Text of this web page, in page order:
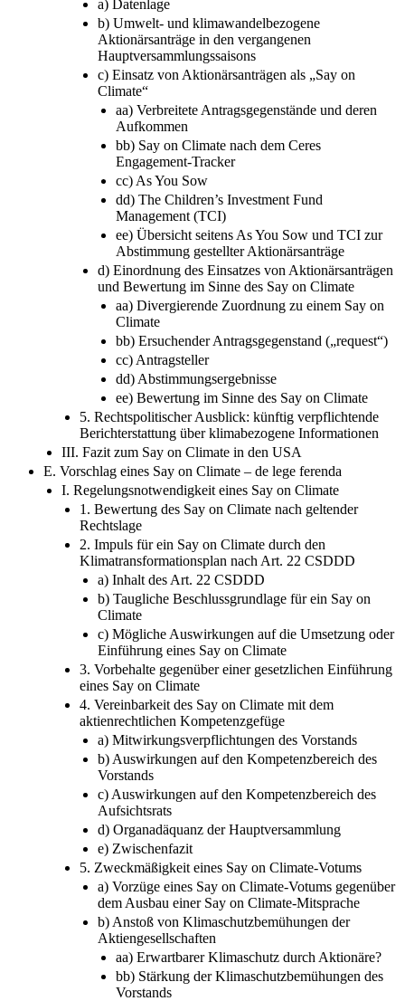
a) Datenlage
b) Umwelt- und klimawandelbezogene
Aktionärsanträge in den vergangenen
Hauptversammlungssaisons
c) Einsatz von Aktionärsanträgen als „Say on
Climate“
aa) Verbreitete Antragsgegenstände und deren
Aufkommen
bb) Say on Climate nach dem Ceres
Engagement-Tracker
cc) As You Sow
dd) The Children’s Investment Fund
Management (TCI)
ee) Übersicht seitens As You Sow und TCI zur
Abstimmung gestellter Aktionärsanträge
d) Einordnung des Einsatzes von Aktionärsanträgen
und Bewertung im Sinne des Say on Climate
aa) Divergierende Zuordnung zu einem Say on
Climate
bb) Ersuchender Antragsgegenstand („request“)
cc) Antragsteller
dd) Abstimmungsergebnisse
ee) Bewertung im Sinne des Say on Climate
5. Rechtspolitischer Ausblick: künftig verpflichtende
Berichterstattung über klimabezogene Informationen
III. Fazit zum Say on Climate in den USA
E. Vorschlag eines Say on Climate – de lege ferenda
I. Regelungsnotwendigkeit eines Say on Climate
1. Bewertung des Say on Climate nach geltender
Rechtslage
2. Impuls für ein Say on Climate durch den
Klimatransformationsplan nach Art. 22 CSDDD
a) Inhalt des Art. 22 CSDDD
b) Taugliche Beschlussgrundlage für ein Say on
Climate
c) Mögliche Auswirkungen auf die Umsetzung oder
Einführung eines Say on Climate
3. Vorbehalte gegenüber einer gesetzlichen Einführung
eines Say on Climate
4. Vereinbarkeit des Say on Climate mit dem
aktienrechtlichen Kompetenzgefüge
a) Mitwirkungsverpflichtungen des Vorstands
b) Auswirkungen auf den Kompetenzbereich des
Vorstands
c) Auswirkungen auf den Kompetenzbereich des
Aufsichtsrats
d) Organadäquanz der Hauptversammlung
e) Zwischenfazit
5. Zweckmäßigkeit eines Say on Climate-Votums
a) Vorzüge eines Say on Climate-Votums gegenüber
dem Ausbau einer Say on Climate-Mitsprache
b) Anstoß von Klimaschutzbemühungen der
Aktiengesellschaften
aa) Erwartbarer Klimaschutz durch Aktionäre?
bb) Stärkung der Klimaschutzbemühungen des
Vorstands